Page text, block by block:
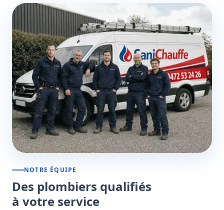
NOTRE ÉQUIPE
Des plombiers qualifiés
à votre service